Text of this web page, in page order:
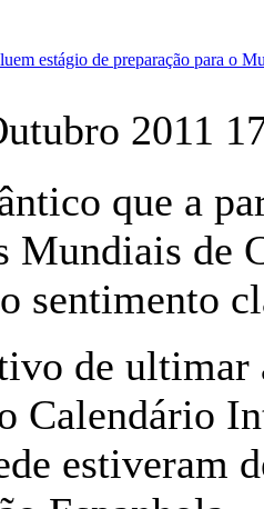
estágio de preparação para o
2011
que a
Mundiais de
sentimento
de ultimar
Calendário
estiveram